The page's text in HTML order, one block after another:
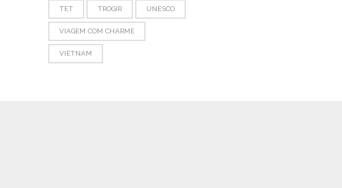
TET TROGIR UNESCO
VIAGEM COM CHARME
VIETNAM